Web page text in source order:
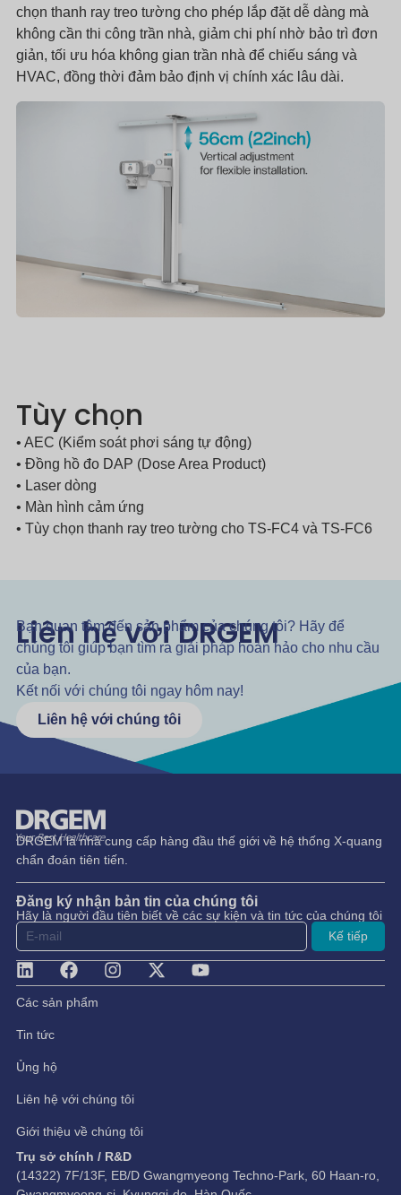
chọn thanh ray treo tường cho phép lắp đặt dễ dàng mà
không cần thi công trần nhà, giảm chi phí nhờ bảo trì đơn
giản, tối ưu hóa không gian trần nhà để chiếu sáng và
HVAC, đồng thời đảm bảo định vị chính xác lâu dài.
Tùy chọn
• AEC (Kiểm soát phơi sáng tự động)
• Đồng hồ đo DAP (Dose Area Product)
• Laser dòng
• Màn hình cảm ứng
• Tùy chọn thanh ray treo tường cho TS-FC4 và TS-FC6
Liên hệ với DRGEM
Bạn quan tâm đến sản phẩm của chúng tôi? Hãy để
chúng tôi giúp bạn tìm ra giải pháp hoàn hảo cho nhu cầu
của bạn.
Kết nối với chúng tôi ngay hôm nay!
Liên hệ với chúng tôi
DRGEM là nhà cung cấp hàng đầu thế giới về hệ thống X-quang
chẩn đoán tiên tiến.
Đăng ký nhận bản tin của chúng tôi
Hãy là người đầu tiên biết về các sự kiện và tin tức của chúng tôi
Kế tiếp
Các sản phẩm
Tin tức
Ủng hộ
Liên hệ với chúng tôi
Giới thiệu về chúng tôi
Trụ sở chính / R&D
(14322) 7F/13F, EB/D Gwangmyeong Techno-Park, 60 Haan-ro,